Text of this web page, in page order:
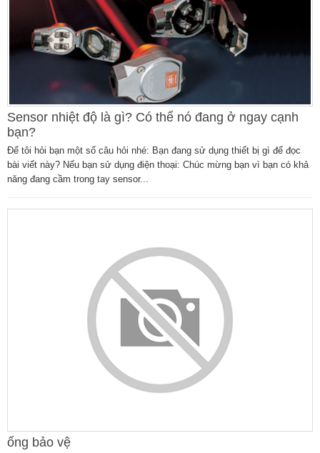
Sensor nhiệt độ là gì? Có thể nó đang ở ngay cạnh
bạn?
Để tôi hỏi bạn một số câu hỏi nhé: Bạn đang sử dụng thiết bị gì để đọc
bài viết này? Nếu bạn sử dụng điện thoại: Chúc mừng bạn vì bạn có khả
năng đang cầm trong tay sensor...
ống bảo vệ